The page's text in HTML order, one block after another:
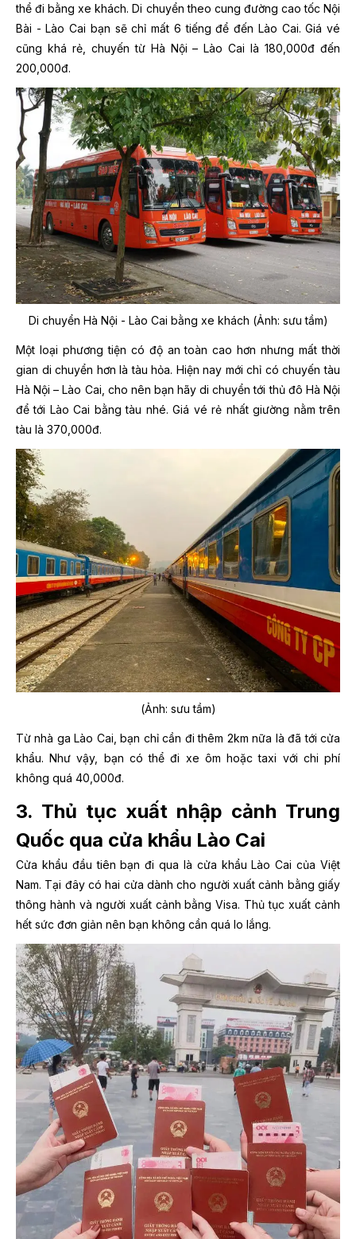
thể đi bằng xe khách. Di chuyển theo cung đường cao tốc Nội
Bài - Lào Cai bạn sẽ chỉ mất 6 tiếng để đến Lào Cai. Giá vé
cũng khá rẻ, chuyến từ Hà Nội – Lào Cai là 180,000đ đến
200,000đ.
Di chuyển Hà Nội - Lào Cai bằng xe khách (Ảnh: sưu tầm)
Một loại phương tiện có độ an toàn cao hơn nhưng mất thời
gian di chuyển hơn là tàu hỏa. Hiện nay mới chỉ có chuyến tàu
Hà Nội – Lào Cai, cho nên bạn hãy di chuyển tới thủ đô Hà Nội
để tới Lào Cai bằng tàu nhé. Giá vé rẻ nhất giường nằm trên
tàu là 370,000đ.
(Ảnh: sưu tầm)
Từ nhà ga Lào Cai, bạn chỉ cần đi thêm 2km nữa là đã tới cửa
khẩu. Như vậy, bạn có thể đi xe ôm hoặc taxi với chi phí
không quá 40,000đ.
3. Thủ tục xuất nhập cảnh Trung
Quốc qua cửa khẩu Lào Cai
Cửa khẩu đầu tiên bạn đi qua là cửa khẩu Lào Cai của Việt
Nam. Tại đây có hai cửa dành cho người xuất cảnh bằng giấy
thông hành và người xuất cảnh bằng Visa. Thủ tục xuất cảnh
hết sức đơn giản nên bạn không cần quá lo lắng.